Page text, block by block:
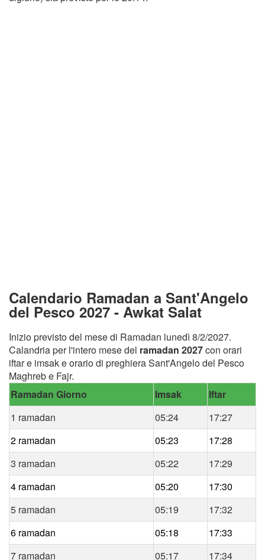
Calendario Ramadan a Sant'Angelo
del Pesco 2027 - Awkat Salat
Inizio previsto del mese di Ramadan lunedì 8/2/2027.
Calandria per l'intero mese del ramadan 2027con orari
iftar e imsak e orario di preghiera Sant'Angelo del Pesco
Maghreb e Fajr.
Ramadan Giorno
Imsak
Iftar
1 ramadan
05:24
17:27
2 ramadan
05:23
17:28
3 ramadan
05:22
17:29
4 ramadan
05:20
17:30
5 ramadan
05:19
17:32
6 ramadan
05:18
17:33
7 ramadan
05:17 17:34